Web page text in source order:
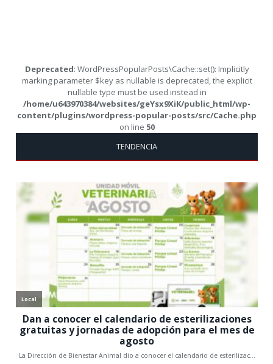
Deprecated: WordPressPopularPosts\Cache::set(): Implicitly
marking parameter $key as nullable is deprecated, the explicit
nullable type must be used instead in
/home/u643970384/websites/geYsx9XiK/public_html/wp-
content/plugins/wordpress-popular-posts/src/Cache.php
on line 50
TENDENCIA